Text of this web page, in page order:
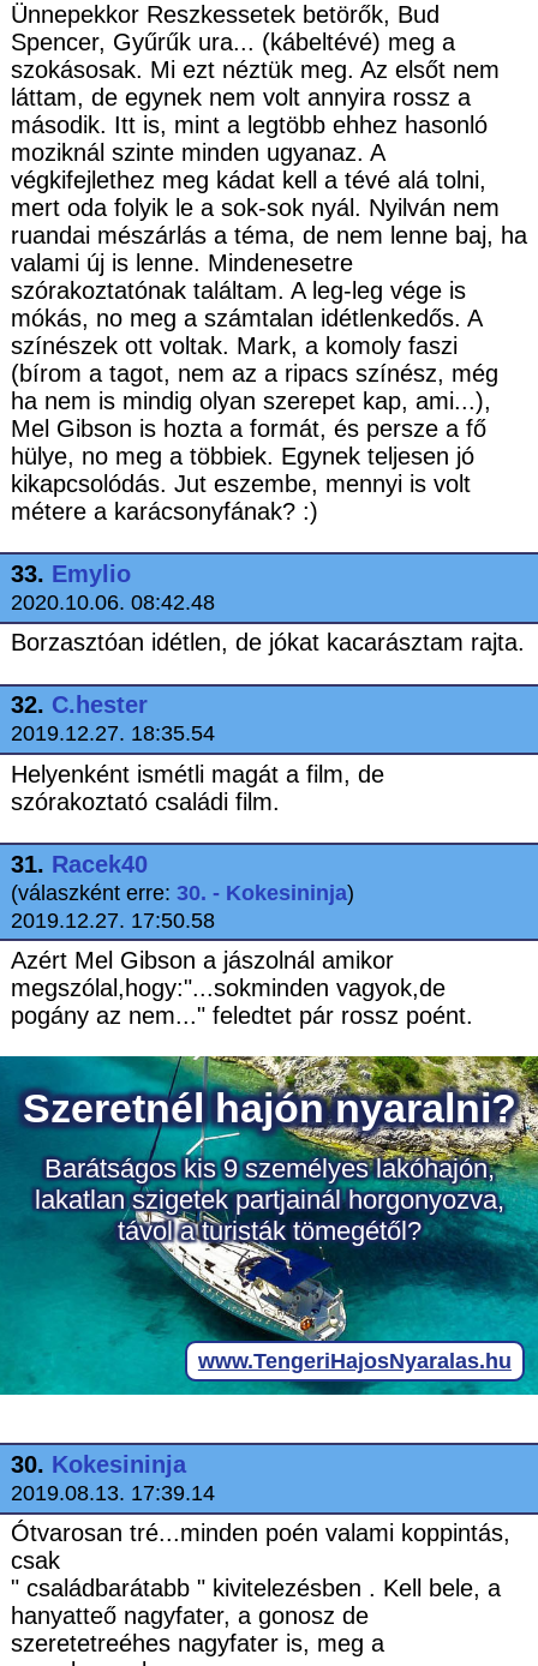
Ünnepekkor Reszkessetek betörők, Bud
Spencer, Gyűrűk ura... (kábeltévé) meg a
szokásosak. Mi ezt néztük meg. Az elsőt nem
láttam, de egynek nem volt annyira rossz a
második. Itt is, mint a legtöbb ehhez hasonló
moziknál szinte minden ugyanaz. A
végkifejlethez meg kádat kell a tévé alá tolni,
mert oda folyik le a sok-sok nyál. Nyilván nem
ruandai mészárlás a téma, de nem lenne baj, ha
valami új is lenne. Mindenesetre
szórakoztatónak találtam. A leg-leg vége is
mókás, no meg a számtalan idétlenkedős. A
színészek ott voltak. Mark, a komoly faszi
(bírom a tagot, nem az a ripacs színész, még
ha nem is mindig olyan szerepet kap, ami...),
Mel Gibson is hozta a formát, és persze a fő
hülye, no meg a többiek. Egynek teljesen jó
kikapcsolódás. Jut eszembe, mennyi is volt
métere a karácsonyfának? :)
33. Emylio
2020.10.06. 08:42.48
Borzasztóan idétlen, de jókat kacarásztam rajta.
32. C.hester
2019.12.27. 18:35.54
Helyenként ismétli magát a film, de
szórakoztató családi film.
31. Racek40
(válaszként erre: 30. - Kokesininja)
2019.12.27. 17:50.58
Azért Mel Gibson a jászolnál amikor
megszólal,hogy:"...sokminden vagyok,de
pogány az nem..." feledtet pár rossz poént.
30. Kokesininja
2019.08.13. 17:39.14
Ótvarosan tré...minden poén valami koppintás,
csak
" családbarátabb " kivitelezésben . Kell bele, a
hanyatteő nagyfater, a gonosz de
szeretetreéhes nagyfater is, meg a